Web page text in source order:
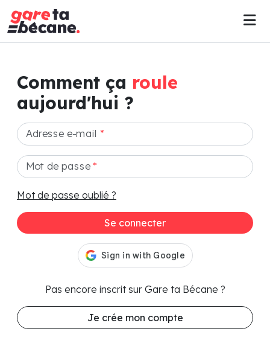
Comment ça roule
aujourd'hui ?
Adresse e-mail *
Mot de passe*
Mot de passe oublié ?
Se connecter
Pas encore inscrit sur Gare ta Bécane ?
Je crée mon compte